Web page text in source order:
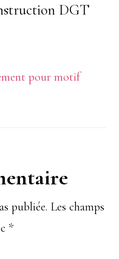
DGT
pour motif
publiée. Les champs
*